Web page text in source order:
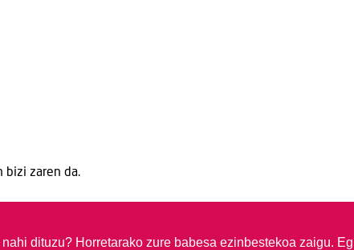
bizi zaren da.
dituzu? Horretarako zure babesa ezinbestekoa zaigu.